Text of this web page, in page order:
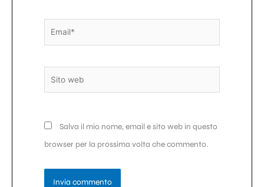
Email*
Sito
web
Salva il mio nome, email e sito web in questo
browser per la prossima volta che commento.